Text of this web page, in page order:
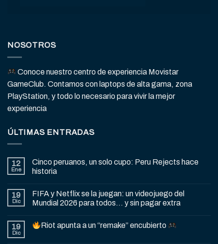
NOSOTROS
Conoce nuestro centro de experiencia Movistar
GameClub. Contamos con laptops de alta gama, zona
PlayStation, y todo lo necesario para vivir la mejor
experiencia
ÚLTIMAS ENTRADAS
12
Ene
Cinco peruanos, un solo cupo: Peru Rejects hace
historia
19
Dic
FIFA y Netflix se la juegan: un videojuego del
Mundial 2026 para todos… y sin pagar extra
19
Dic
Riot apunta a un “remake” encubierto